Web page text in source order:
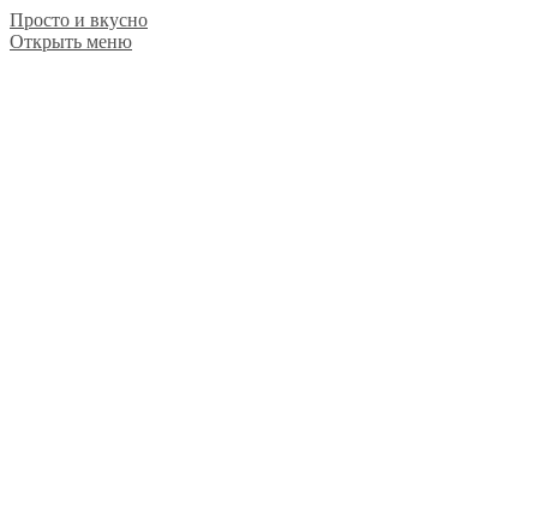
Просто и вкусно
Открыть меню